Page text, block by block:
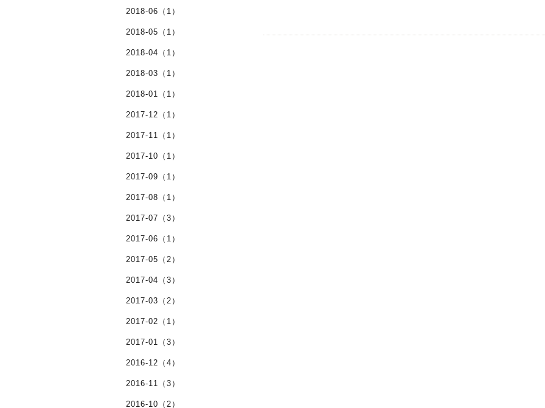
2018-06（1）
2018-05（1）
2018-04（1）
2018-03（1）
2018-01（1）
2017-12（1）
2017-11（1）
2017-10（1）
2017-09（1）
2017-08（1）
2017-07（3）
2017-06（1）
2017-05（2）
2017-04（3）
2017-03（2）
2017-02（1）
2017-01（3）
2016-12（4）
2016-11（3）
2016-10（2）